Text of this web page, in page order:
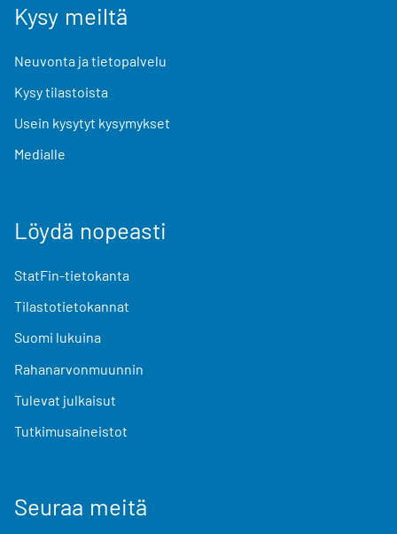
Kysy meiltä
Neuvonta ja tietopalvelu
Kysy tilastoista
Usein kysytyt kysymykset
Medialle
Löydä nopeasti
StatFin-tietokanta
Tilastotietokannat
Suomi lukuina
Rahanarvonmuunnin
Tulevat julkaisut
Tutkimusaineistot
Seuraa meitä